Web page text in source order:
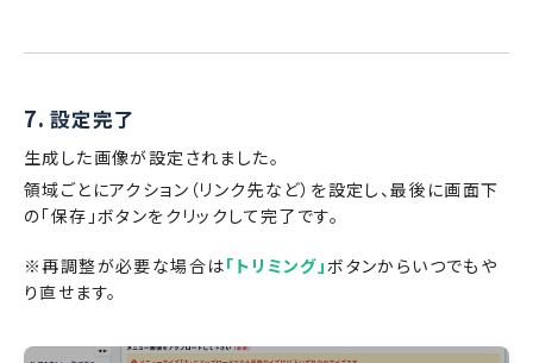
7. 設定完了
生成した画像が設定されました。
領域ごとにアクション（リンク先など）を設定し、最後に画面下
の「保存」ボタンをクリックして完了です。
※再調整が必要な場合は「トリミング」ボタンからいつでもや
り直せます。